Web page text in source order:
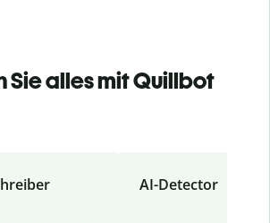
Sie alles mit Quillbot
AI-Detector